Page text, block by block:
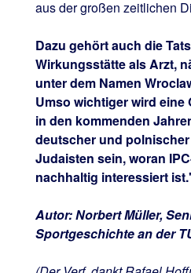
aus der großen zeitlichen
Dazu gehört auch die
Wirkungsstätte als Arzt,
unter dem Namen
Umso wichtiger wird
in den kommenden
deutscher und
Judaisten sein, woran
nachhaltig interessiert
Autor: Norbert Müller,
Sportgeschichte an der